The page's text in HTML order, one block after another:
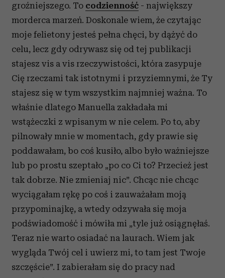
groźniejszego. To codzienność - największy
morderca marzeń. Doskonale wiem, że czytając
moje felietony jesteś pełna chęci, by dążyć do
celu, lecz gdy odrywasz się od tej publikacji
stajesz vis a vis rzeczywistości, która zasypuje
Cię rzeczami tak istotnymi i przyziemnymi, że Ty
stajesz się w tym wszystkim najmniej ważna. To
właśnie dlatego Manuella zakładała mi
wstążeczki z wpisanym w nie celem. Po to, aby
pilnowały mnie w momentach, gdy prawie się
poddawałam, bo coś kusiło, albo było ważniejsze
lub po prostu szeptało „po co Ci to? Przecież jest
tak dobrze. Nie zmieniaj nic”. Chcąc nie chcąc
wyciągałam rękę po coś i zauważałam moją
przypominajkę, a wtedy odzywała się moja
podświadomość i mówiła mi „tyle już osiągnęłaś.
Teraz nie warto osiadać na laurach. Wiem jak
wygląda Twój cel i uwierz mi, to tam jest Twoje
szczęście”. I zabierałam się do pracy nad